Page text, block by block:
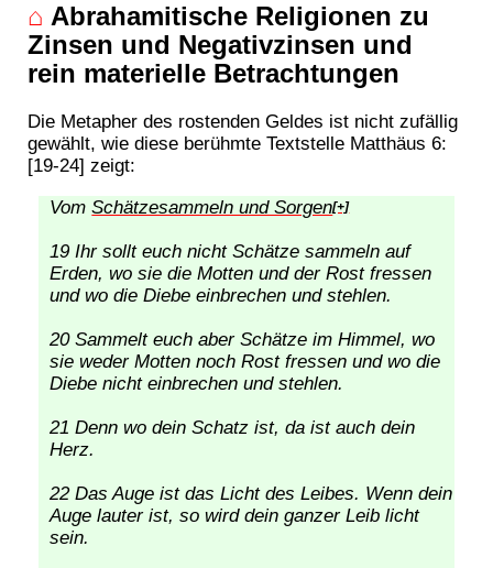
⌂ Abrahamitische Religionen zu
Zinsen und Negativzinsen und
rein materielle Betrachtungen
Die Metapher des rostenden Geldes ist nicht zufällig
gewählt, wie diese berühmte Textstelle Matthäus 6:
[19-24] zeigt:
VomSchätzesammeln und Sorgen[+]
19 Ihr sollt euch nicht Schätze sammeln auf
Erden, wo sie die Motten und der Rost fressen
und wo die Diebe einbrechen und stehlen.
20 Sammelt euch aber Schätze im Himmel, wo
sie weder Motten noch Rost fressen und wo die
Diebe nicht einbrechen und stehlen.
21 Denn wo dein Schatz ist, da ist auch dein
Herz.
22 Das Auge ist das Licht des Leibes. Wenn dein
Auge lauter ist, so wird dein ganzer Leib licht
sein.